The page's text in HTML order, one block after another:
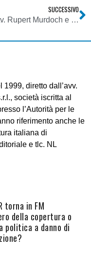
SUCCESSIVO
Pay tv. Rupert Murdoch e Silvio Berlusconi soci. Almeno secondo la proposta di Mediobanca
diretto dall’avv.
società iscritta al
l’Autorità per le
riferimento anche le
italiana di
e tlc. NL
torna in FM
della copertura o
politica a danno di